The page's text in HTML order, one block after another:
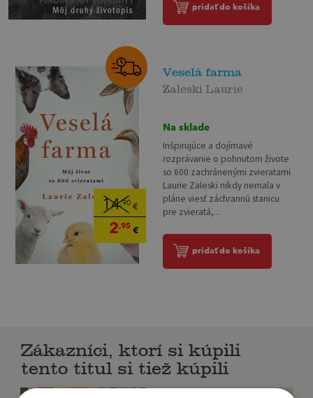
pridať do košíka
14,90 €
2,95 €
Veselá farma
Zaleski Laurie
Na sklade
Inšpirujúce a dojímavé
rozprávanie o pohnutom živote
so 600 zachránenými zvieratami
Laurie Zaleski nikdy nemala v
pláne viesť záchrannú stanicu
pre zvieratá,...
pridať do košíka
Zákazníci, ktorí si kúpili
tento titul si tiež kúpili